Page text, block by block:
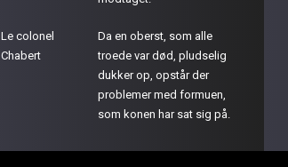
Le colonel
Chabert
Da en oberst, som alle
troede var død, pludselig
dukker op, opstår der
problemer med formuen,
som konen har sat sig på.